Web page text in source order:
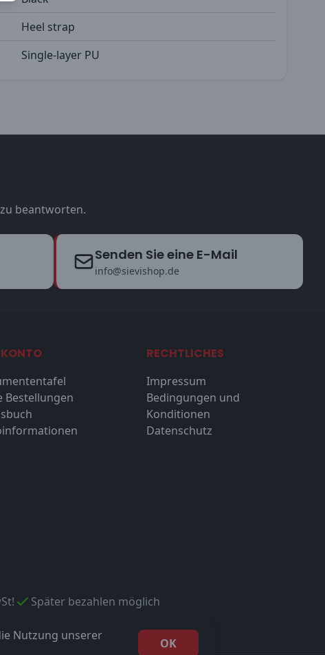
Nutzung unserer
OK
Heel strap
Single-layer PU
beantworten.
Senden Sie eine E-Mail
info@sievishop.de
Bestellungen
RECHTLICHES
Impressum
Bedingungen und
Konditionen
Datenschutz
Später bezahlen möglich